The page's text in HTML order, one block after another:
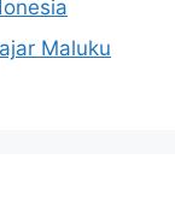
Maluku